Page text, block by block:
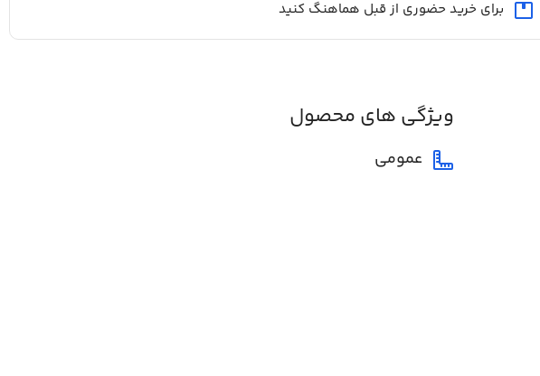
برای خرید حضوری از قبل هماهنگ کنید
ویژگی های محصول
عمومی